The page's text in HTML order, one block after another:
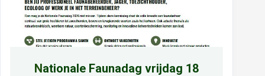
Nationale Faunadag vrijdag 18